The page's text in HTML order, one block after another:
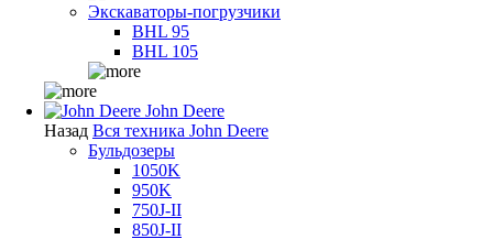
Экскаваторы-погрузчики
BHL 95
BHL 105
John Deere
Назад Вся техника John Deere
Бульдозеры
1050K
950K
750J-II
850J-II